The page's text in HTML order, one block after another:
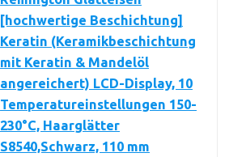
[hochwertige Beschichtung]
Keratin (Keramikbeschichtung
mit Keratin & Mandelöl
angereichert) LCD-Display, 10
Temperatureinstellungen 150-
230°C, Haarglätter
S8540,Schwarz, 110 mm